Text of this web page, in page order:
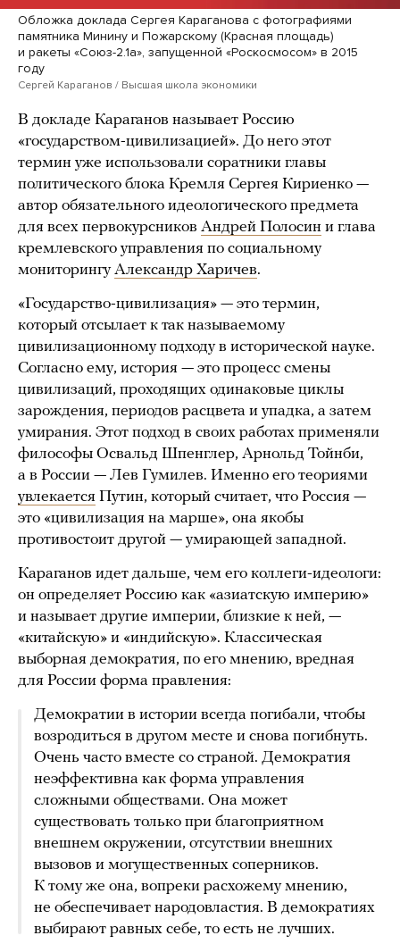
Обложка доклада Сергея Караганова с фотографиями
памятника Минину и Пожарскому (Красная площадь)
и ракеты «Союз-2.1а», запущенной «Роскосмосом» в 2015
году
Сергей Караганов / Высшая школа экономики
В докладе Караганов называет Россию
«государством-цивилизацией». До него этот
термин уже использовали соратники главы
политического блока Кремля Сергея Кириенко —
автор обязательного идеологического предмета
для всех первокурсников Андрей Полосин и глава
кремлевского управления по социальному
мониторингуАлександр Харичев.
«Государство-цивилизация» — это термин,
который отсылает к так называемому
цивилизационному подходу в исторической науке.
Согласно ему, история — это процесс смены
цивилизаций, проходящих одинаковые циклы
зарождения, периодов расцвета и упадка, а затем
умирания. Этот подход в своих работах применяли
философы Освальд Шпенглер, Арнольд Тойнби,
а в России — Лев Гумилев. Именно его теориями
увлекается Путин, который считает, что Россия —
это «цивилизация на марше», она якобы
противостоит другой — умирающей западной.
Караганов идет дальше, чем его коллеги-идеологи:
он определяет Россию как «азиатскую империю»
и называет другие империи, близкие к ней, —
«китайскую» и «индийскую». Классическая
выборная демократия, по его мнению, вредная
для России форма правления:
Демократии в истории всегда погибали, чтобы
возродиться в другом месте и снова погибнуть.
Очень часто вместе со страной. Демократия
неэффективна как форма управления
сложными обществами. Она может
существовать только при благоприятном
внешнем окружении, отсутствии внешних
вызовов и могущественных соперников.
К тому же она, вопреки расхожему мнению,
не обеспечивает народовластия. В демократиях
выбирают равных себе, то есть не лучших.